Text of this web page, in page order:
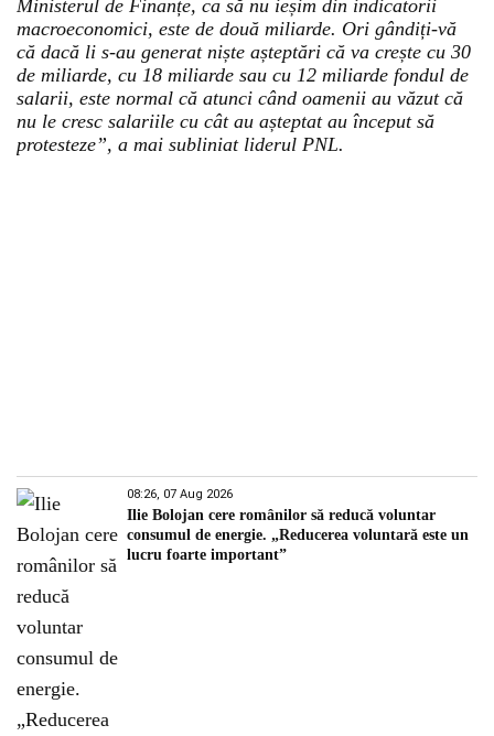
Ministerul de Finanțe, ca să nu ieșim din indicatorii
macroeconomici, este de două miliarde. Ori gândiți-vă
că dacă li s-au generat niște așteptări că va crește cu 30
de miliarde, cu 18 miliarde sau cu 12 miliarde fondul de
salarii, este normal că atunci când oamenii au văzut că
nu le cresc salariile cu cât au așteptat au început să
protesteze”, a mai subliniat liderul PNL.
08:26, 07 Aug 2026
Ilie Bolojan cere românilor să reducă voluntar
consumul de energie. „Reducerea voluntară este un
lucru foarte important”